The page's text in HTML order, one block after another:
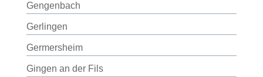
Gengenbach
Gerlingen
Germersheim
Gingen an der Fils